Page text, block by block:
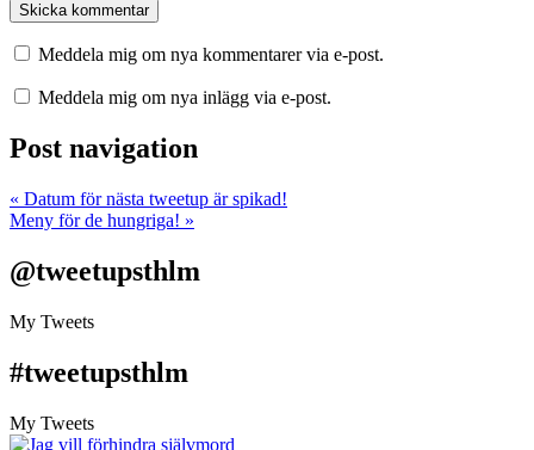
Meddela mig om nya kommentarer via e-post.
Meddela mig om nya inlägg via e-post.
Post navigation
« Datum för nästa tweetup är spikad!
Meny för de hungriga! »
@tweetupsthlm
My Tweets
#tweetupsthlm
My Tweets